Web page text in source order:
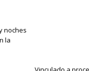
noches
la